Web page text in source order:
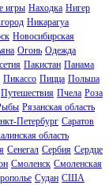
игры Находка Нигер
Никарагуа
Новосибирская
Огонь Одежда
Пакистан Панама
Пикассо Пицца Польша
Путешествия Пчела Роза
Рязанская область
Петербург Саратов
область
Сенегал Сербия Сердце
Смоленск Смоленская
Судан США